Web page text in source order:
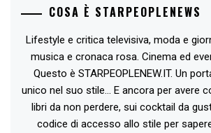
COSA È STARPEOPLENEWS
Lifestyle e critica televisiva, moda e
musica e cronaca rosa. Cinema ed
Questo è STARPEOPLENEW.IT. Un
unico nel suo stile... E ancora per avere
libri da non perdere, sui cocktail da
codice di accesso allo stile per